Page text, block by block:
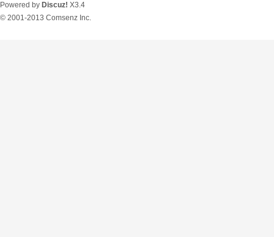
Powered by Discuz! X3.4
© 2001-2013 Comsenz Inc.